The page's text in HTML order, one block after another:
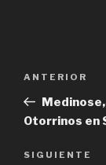
entradas
Previous
Post
ANTERIOR
Otorrinos en
Next
SIGUIENTE